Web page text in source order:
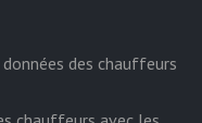
des chauffeurs